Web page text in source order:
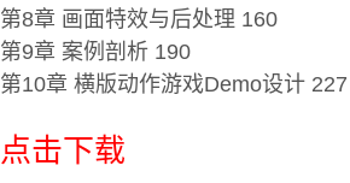
第8章 画面特效与后处理 160
第9章 案例剖析 190
第10章 横版动作游戏Demo设计 227
点击下载